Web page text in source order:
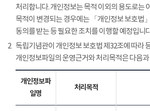
처리합니다. 개인정보는 목적 이외의 용도로는
목적이 변경되는 경우에는 「개인정보 보호법
동의를 받는 등 필요한 조치를 이행할 예정입니
2 독립기념관이 개인정보 보호법 제32조에 따라
개인정보파일의 운영근거와 처리목적은 다음
개인정보파
일명
처리목적